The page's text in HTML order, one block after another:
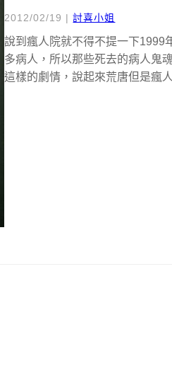
2012/02/19 |討喜小姐
說到瘋人院就不得不提一下1999
多病人，所以那些死去的病人鬼
這樣的劇情，說起來荒唐但是瘋